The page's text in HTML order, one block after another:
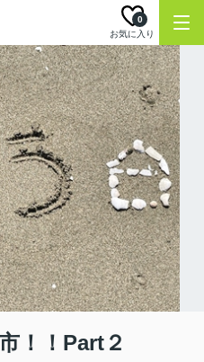
お気に入り
0
！！Part２